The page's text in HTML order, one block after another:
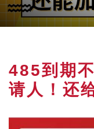
485到期
请人！还